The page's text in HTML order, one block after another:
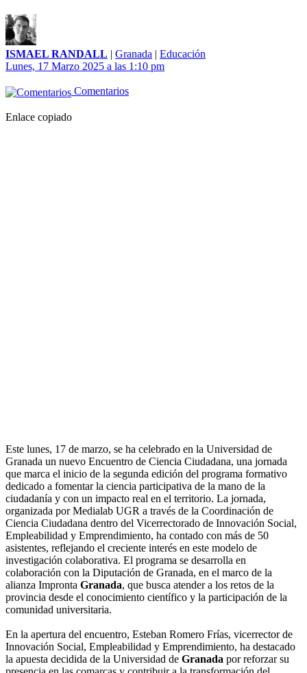
ISMAEL RANDALL | Granada | Educación
Lunes, 17 Marzo 2025 a las 1:10 pm
Comentarios
Enlace copiado
Este lunes, 17 de marzo, se ha celebrado en la Universidad de
Granada un nuevo Encuentro de Ciencia Ciudadana, una jornada
que marca el inicio de la segunda edición del programa formativo
dedicado a fomentar la ciencia participativa de la mano de la
ciudadanía y con un impacto real en el territorio. La jornada,
organizada por Medialab UGR a través de la Coordinación de
Ciencia Ciudadana dentro del Vicerrectorado de Innovación Social,
Empleabilidad y Emprendimiento, ha contado con más de 50
asistentes, reflejando el creciente interés en este modelo de
investigación colaborativa. El programa se desarrolla en
colaboración con la Diputación de Granada, en el marco de la
alianza Impronta Granada, que busca atender a los retos de la
provincia desde el conocimiento científico y la participación de la
comunidad universitaria.
En la apertura del encuentro, Esteban Romero Frías, vicerrector de
Innovación Social, Empleabilidad y Emprendimiento, ha destacado
la apuesta decidida de la Universidad de Granada por reforzar su